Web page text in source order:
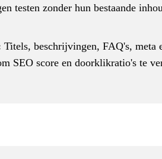
testen zonder hun bestaande
Titels, beschrijvingen, FAQ's, meta
SEO score en doorklikratio's te